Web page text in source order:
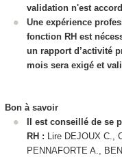
validation n'est
Une expérience
fonction RH est
un rapport d’activité
mois sera exigé et
Bon à savoir
Il est conseillé de se
RH :
Lire DEJOUX C.,
PENNAFORTE A.,